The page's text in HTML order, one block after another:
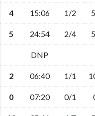
4 15:06 1/2
5 24:54 2/4
DNP
2 06:40 1/1
0 07:20 0/1
4 15:06 1/2
5 24:54 2/4
DNP
2 06:40 1/1
0 07:20 0/1